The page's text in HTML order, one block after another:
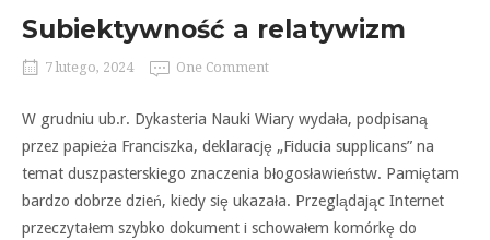
Subiektywność a relatywizm
7 lutego, 2024 One Comment
W grudniu ub.r. Dykasteria Nauki Wiary wydała, podpisaną
przez papieża Franciszka, deklarację „Fiducia supplicans” na
temat duszpasterskiego znaczenia błogosławieństw. Pamiętam
bardzo dobrze dzień, kiedy się ukazała. Przeglądając Internet
przeczytałem szybko dokument i schowałem komórkę do